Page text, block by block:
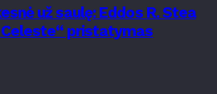
už saulę: Eddos R. Stea
pristatymas